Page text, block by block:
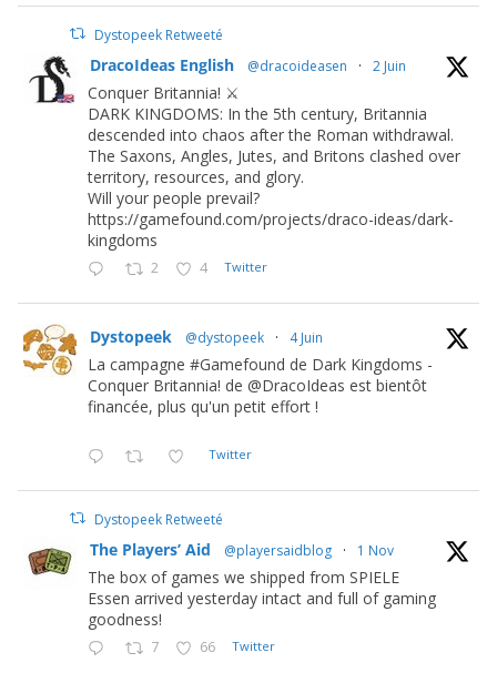
Dystopeek Retweeté
DracoIdeas English @dracoideasen · 2 Juin
Conquer Britannia! ⚔️
DARK KINGDOMS: In the 5th century, Britannia
descended into chaos after the Roman withdrawal.
The Saxons, Angles, Jutes, and Britons clashed over
territory, resources, and glory.
Will your people prevail?
https://gamefound.com/projects/draco-ideas/dark-
kingdoms
2 4 Twitter
Dystopeek @dystopeek · 4 Juin
La campagne #Gamefound de Dark Kingdoms -
Conquer Britannia! de @DracoIdeas est bientôt
financée, plus qu'un petit effort !
Twitter
Dystopeek Retweeté
The Players’ Aid @playersaidblog · 1 Nov
The box of games we shipped from SPIELE
Essen arrived yesterday intact and full of gaming
goodness!
7 66 Twitter